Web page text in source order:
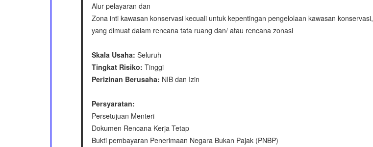
Alur pelayaran dan
Zona inti kawasan konservasi kecuali untuk kepentingan pengelolaan kawasan konservasi,
yang dimuat dalam rencana tata ruang dan/ atau rencana zonasi
Skala Usaha: Seluruh
Tingkat Risiko: Tinggi
Perizinan Berusaha: NIB dan Izin
Persyaratan:
Persetujuan Menteri
Dokumen Rencana Kerja Tetap
Bukti pembayaran Penerimaan Negara Bukan Pajak (PNBP)